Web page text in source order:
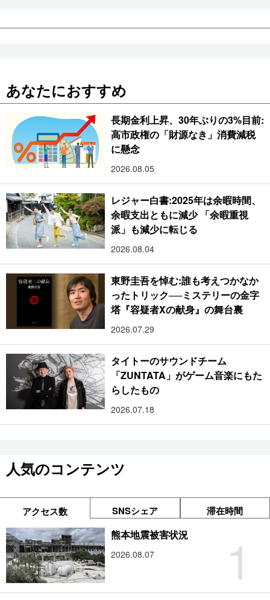
あなたにおすすめ
長期金利上昇、30年ぶりの3%目前:
高市政権の「財源なき」消費減税
に懸念
2026.08.05
レジャー白書:2025年は余暇時間、
余暇支出ともに減少 「余暇重視
派」も減少に転じる
2026.08.04
東野圭吾を悼む:誰も考えつかなか
ったトリック──ミステリーの金字
塔『容疑者Xの献身』の舞台裏
2026.07.29
タイトーのサウンドチーム
「ZUNTATA」がゲーム音楽にもた
らしたもの
2026.07.18
人気のコンテンツ
アクセス数 SNSシェア 滞在時間
1
熊本地震被害状況
2026.08.07